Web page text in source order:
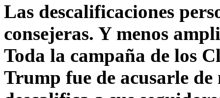
Las descalificaciones
consejeras. Y menos
Toda la campaña de los
Trump fue de acusarle